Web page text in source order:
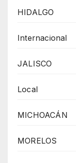
HIDALGO
Internacional
JALISCO
Local
MICHOACÁN
MORELOS